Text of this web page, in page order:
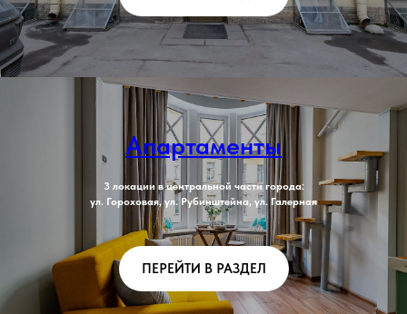
Апартаменты
3 локации в центральной части города:
ул. Гороховая, ул. Рубинштейна, ул. Галерная
ПЕРЕЙТИ В РАЗДЕЛ